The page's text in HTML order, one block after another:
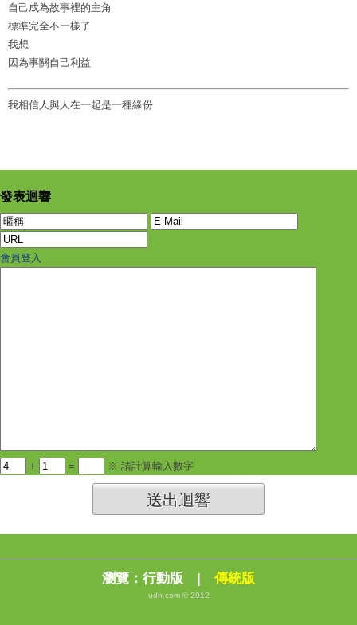
自己成為故事裡的主角
標準完全不一樣了
我想
因為事關自己利益
我相信人與人在一起是一種緣份
發表迴響
會員登入
+ = ※ 請計算輸入數字
送出迴響
瀏覽： 行動版 | 傳統版
udn.com © 2012